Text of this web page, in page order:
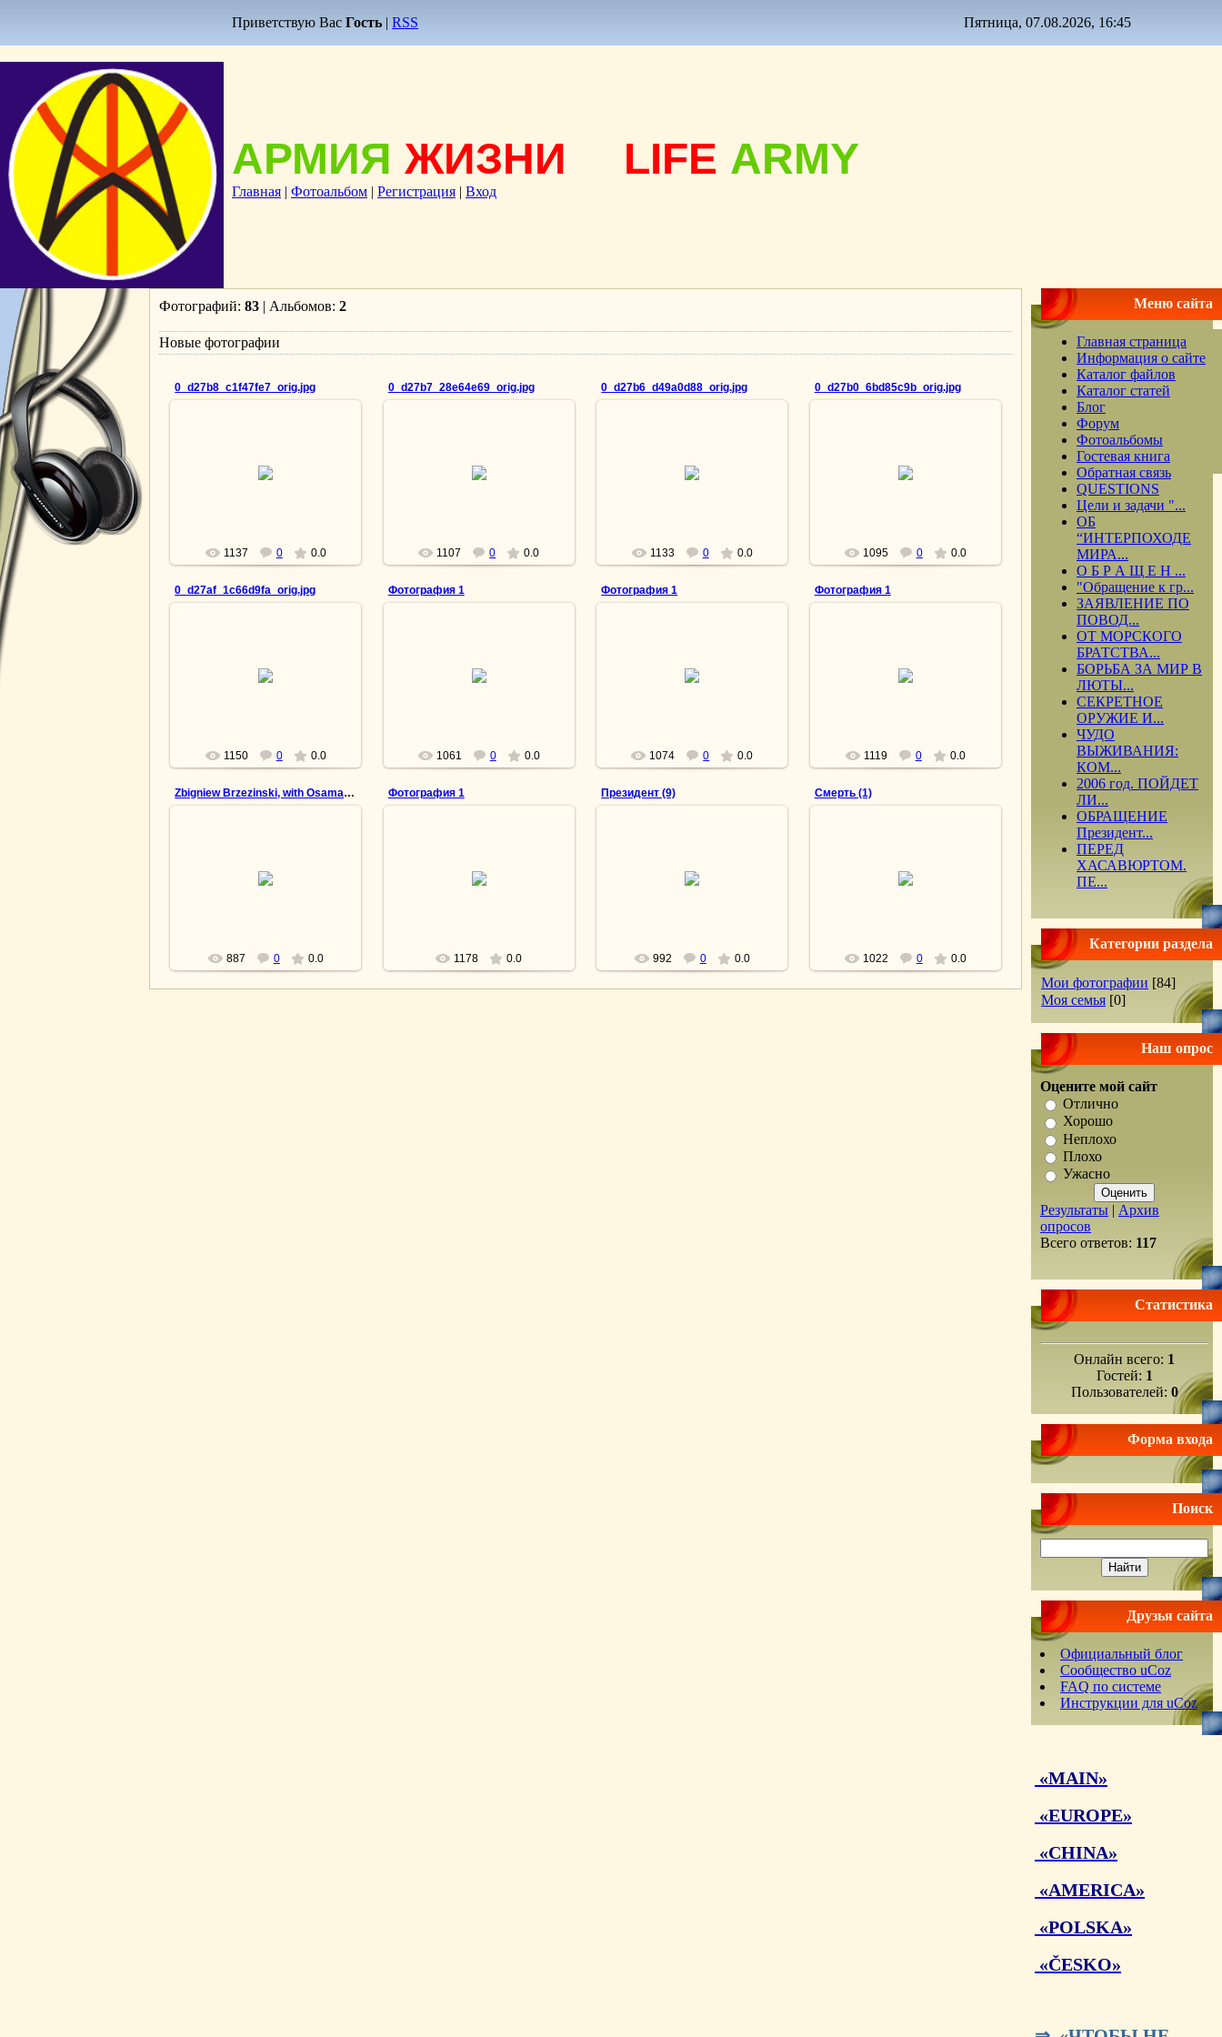
Приветствую Вас Гость | RSS Пятница, 07.08.2026, 16:45
АРМИЯ ЖИЗНИ LIFE ARMY
Главная | Фотоальбом | Регистрация | Вход
Фотографий: 83 | Альбомов: 2
Новые фотографии
0_d27b8_c1f47fe7_orig.jpg
Светлая вера в будущее
1137 0 0.0
0_d27b7_28e64e69_orig.jpg
Вспомнить всё
1107 0 0.0
0_d27b6_d49a0d88_orig.jpg
Настоящее призвание
1133 0 0.0
0_d27b0_6bd85c9b_orig.jpg
Свидание с отцом
1095 0 0.0
0_d27af_1c66d9fa_orig.jpg
Товарищ по несчастью
1150 0 0.0
Фотография 1
Миг незабываемого счастья
1061 0 0.0
Фотография 1
Пес на могиле своего хозяина.
1074 0 0.0
Фотография 1
Джеймса Ригана. «Сектор 60» —
1119 0 0.0
Zbigniew Brzezinski, with Osama bin Laden.
887 0 0.0
Фотография 1
1178 0.0
Президент (9)
992 0 0.0
Смерть (1)
1022 0 0.0
Меню сайта
Главная страница
Информация о сайте
Каталог файлов
Каталог статей
Блог
Форум
Фотоальбомы
Гостевая книга
Обратная связь
QUESTIONS
Цели и задачи "...
ОБ
“ИНТЕРПОХОДЕ
МИРА...
О Б Р А Щ Е Н ...
"Обращение к гр...
ЗАЯВЛЕНИЕ ПО
ПОВОД...
ОТ МОРСКОГО
БРАТСТВА...
БОРЬБА ЗА МИР В
ЛЮТЫ...
СЕКРЕТНОЕ
ОРУЖИЕ И...
ЧУДО
ВЫЖИВАНИЯ:
КОМ...
2006 год. ПОЙДЕТ
ЛИ...
ОБРАЩЕНИЕ
Президент...
ПЕРЕД
ХАСАВЮРТОМ.
ПЕ...
Категории раздела
Мои фотографии [84]
Моя семья [0]
Наш опрос
Оцените мой сайт
Отлично
Хорошо
Неплохо
Плохо
Ужасно
Результаты | Архив
опросов
Всего ответов: 117
Статистика
Онлайн всего: 1
Гостей: 1
Пользователей: 0
Форма входа
Поиск
Друзья сайта
Официальный блог
Сообщество uCoz
FAQ по системе
Инструкции для uCoz
«MAIN»
«EUROPE»
«CHINA»
«AMERICA»
«POLSKA»
«ČESKO»